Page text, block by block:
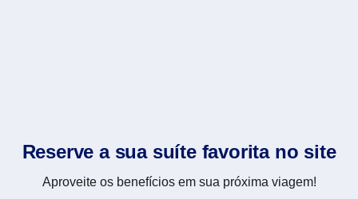
Reserve a sua suíte favorita no site
Aproveite os benefícios em sua próxima viagem!